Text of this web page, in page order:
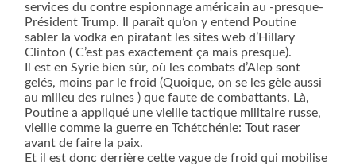
services du contre espionnage américain au -presque-
Président Trump. Il paraît qu’on y entend Poutine
sabler la vodka en piratant les sites web d’Hillary
Clinton ( C’est pas exactement ça mais presque).
Il est en Syrie bien sûr, où les combats d’Alep sont
gelés, moins par le froid (Quoique, on se les gèle aussi
au milieu des ruines ) que faute de combattants. Là,
Poutine a appliqué une vieille tactique militaire russe,
vieille comme la guerre en Tchétchénie: Tout raser
avant de faire la paix.
Et il est donc derrière cette vague de froid qui mobilise